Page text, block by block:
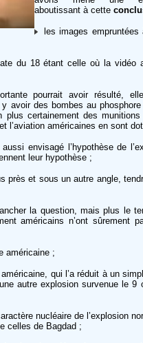
aboutissant à cette
les images
du 18 étant celle où la vidéo
pourrait avoir résulté,
avoir des bombes au
certainement des
l’aviation américaines en sont
envisagé l’hypothèse de
leur hypothèse ;
près et sous un autre angle,
la question, mais plus le
américains n’ont sûrement
américaine ;
qui l’a réduit à un
autre explosion survenue le
nucléaire de l’explosion
celles de Bagdad ;